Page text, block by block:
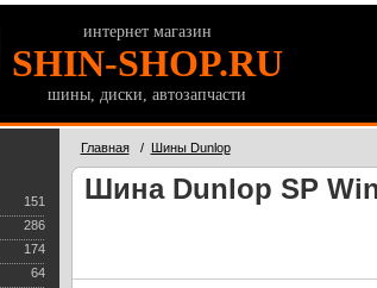
интернет магазин
SHIN-SHOP.RU
шины, диски, автозапчасти
151
286
174
64
Главная/ Шины Dunlop
Шина Dunlop SP